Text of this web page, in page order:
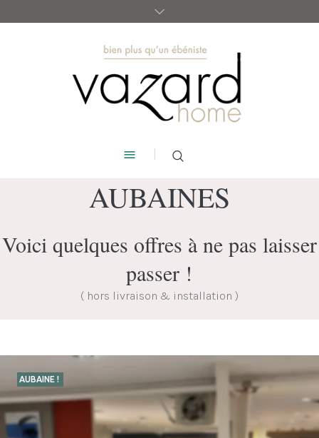
AUBAINES
Voici quelques offres à ne pas laisser
passer !
( hors livraison & installation )
AUBAINE !